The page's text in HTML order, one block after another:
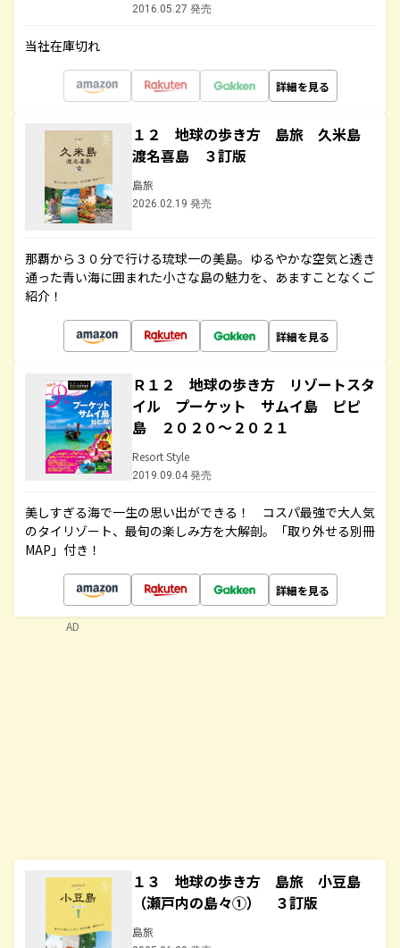
2016.05.27 発売
当社在庫切れ
詳細を見る
１２ 地球の歩き方 島旅 久米島
渡名喜島 ３訂版
島旅
2026.02.19 発売
那覇から３０分で行ける琉球一の美島。ゆるやかな空気と透き
通った青い海に囲まれた小さな島の魅力を、あますことなくご
紹介！
詳細を見る
Ｒ１２ 地球の歩き方 リゾートスタ
イル プーケット サムイ島 ピピ
島 ２０２０～２０２１
Resort Style
2019.09.04 発売
美しすぎる海で一生の思い出ができる！ コスパ最強で大人気
のタイリゾート、最旬の楽しみ方を大解剖。「取り外せる別冊
MAP」付き！
詳細を見る
１３ 地球の歩き方 島旅 小豆島
（瀬戸内の島々①） ３訂版
島旅
AD